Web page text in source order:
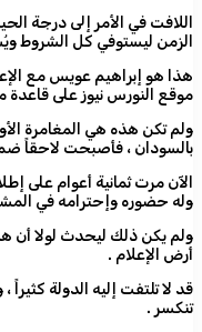
اللافت في الأمر إلى درجة
الزمن ليستوفي كل الشروط
هذا هو إبراهيم عويس مع
موقع النورس نيوز على قاعدة
ولم تكن هذه هي المغامرة
بالسودان ، فأصبحت لاحقاً
الآن مرت ثمانية أعوام على
وله حضوره وإحترامه في
ولم يكن ذلك ليحدث لولا أن
أرض الإعلام .
قد لا تلتفت إليه الدولة
تنكسر .